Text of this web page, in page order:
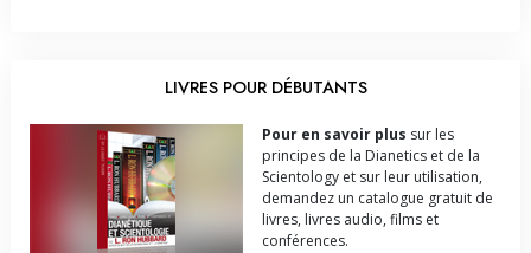
LIVRES POUR DÉBUTANTS
Pour en savoir plus sur les
principes de la Dianetics et de la
Scientology et sur leur utilisation,
demandez un catalogue gratuit de
livres, livres audio, films et
conférences.